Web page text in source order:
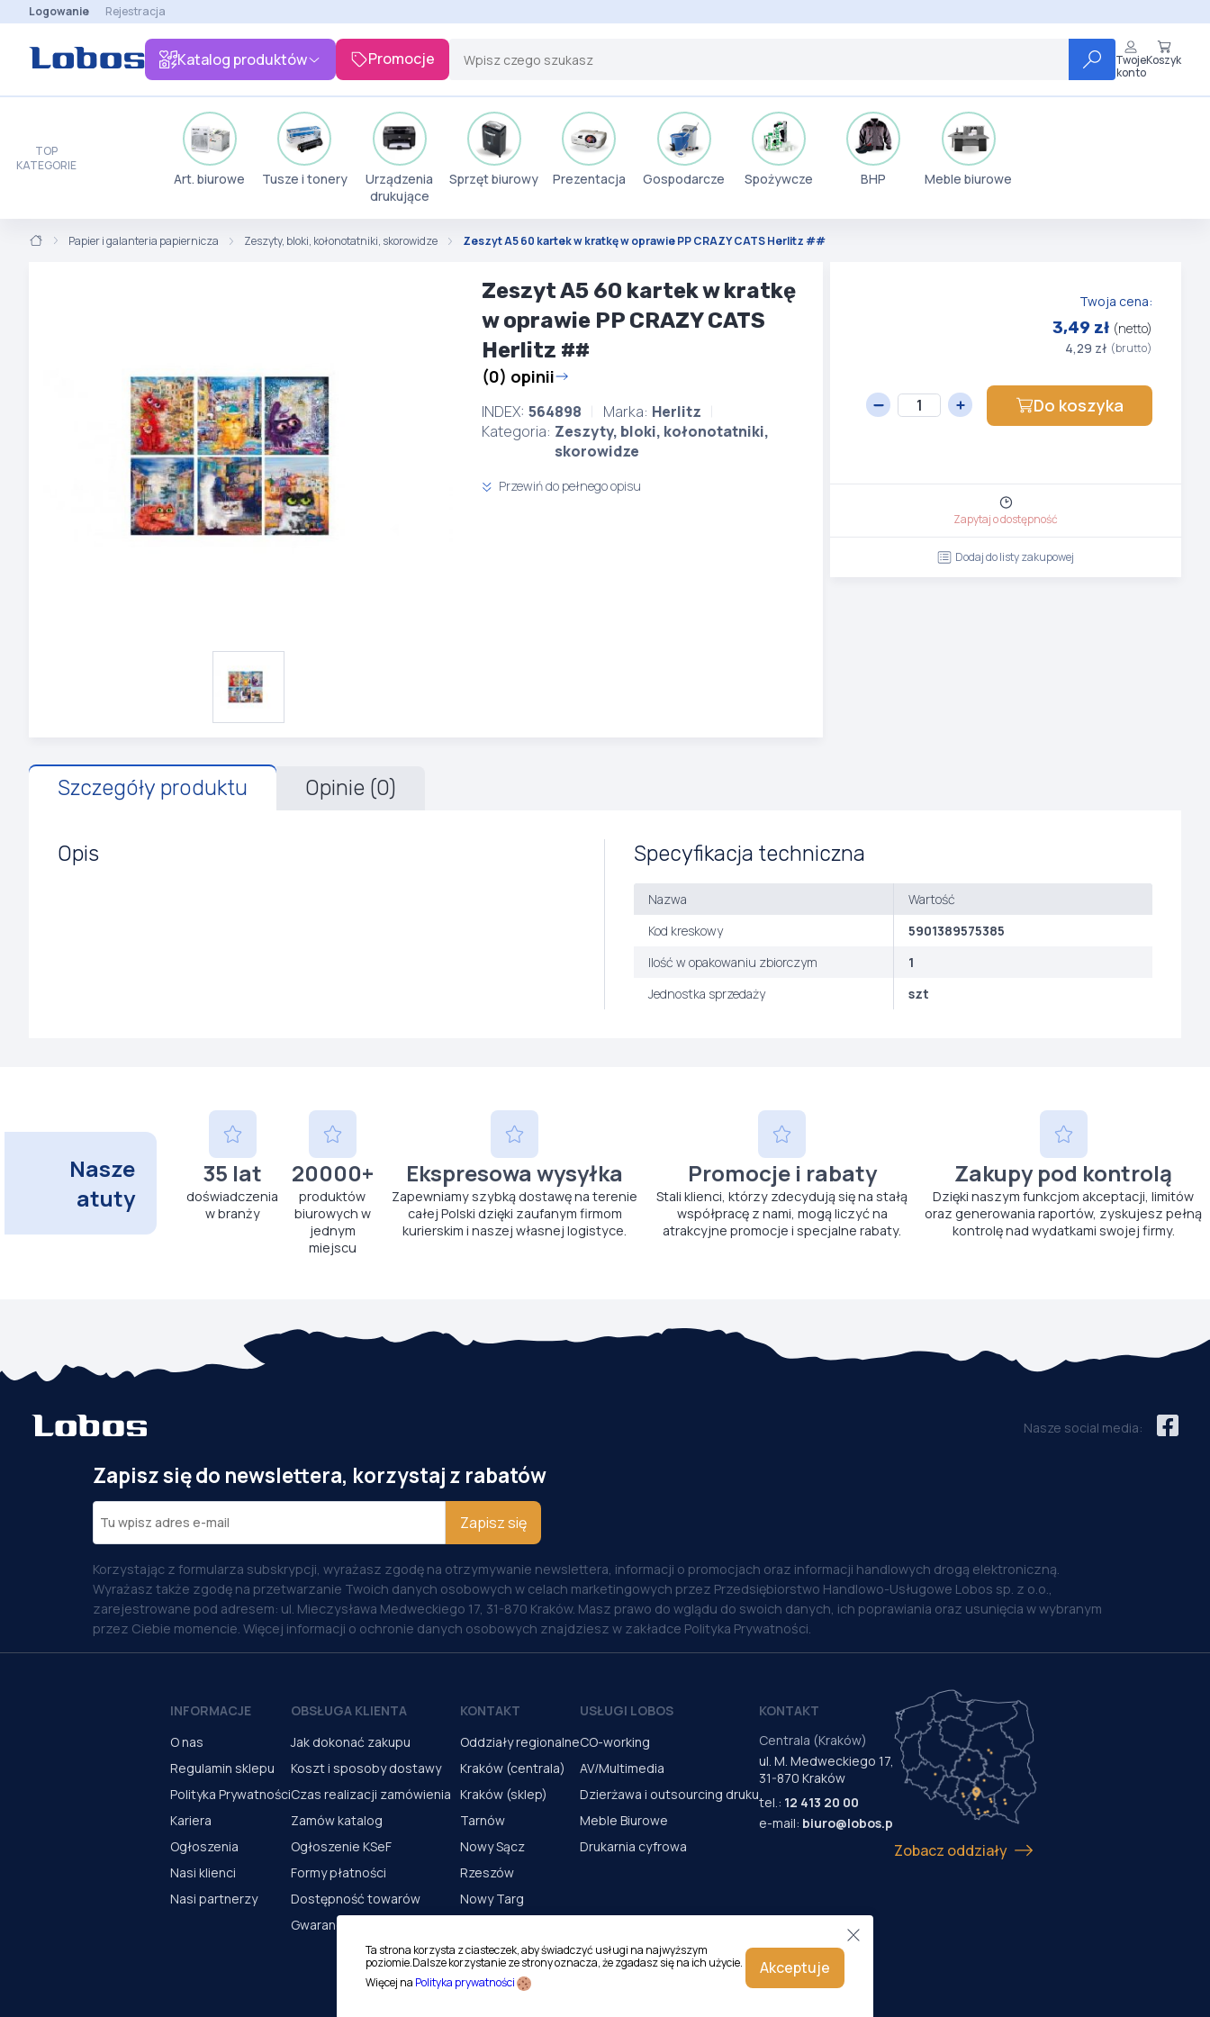
Logowanie Rejestracja
Katalog produktów Promocje
Twoje
konto
Koszyk
TOP
KATEGORIE
Art. biurowe Tusze i tonery
Urządzenia
drukujące
Sprzęt biurowy Prezentacja Gospodarcze Spożywcze BHP Meble biurowe
Papier i galanteria papiernicza Zeszyty, bloki, kołonotatniki, skorowidze Zeszyt A5 60 kartek w kratkę w oprawie PP CRAZY CATS Herlitz ##
Zeszyt A5 60 kartek w kratkę
w oprawie PP CRAZY CATS
Herlitz ##
(0) opinii
INDEX: 564898 Marka: Herlitz
Kategoria: Zeszyty, bloki, kołonotatniki,
skorowidze
Przewiń do pełnego opisu
Twoja cena:
3,49 zł (netto)
4,29 zł (brutto)
Do koszyka
Zapytaj o dostępność
Dodaj do listy zakupowej
Szczegóły produktu Opinie (0)
Opis Specyfikacja techniczna
Nazwa
Wartość
Kod kreskowy
5901389575385
Ilość w opakowaniu zbiorczym
1
Jednostka sprzedaży
szt
Nasze
atuty
35 lat
doświadczenia
w branży
20000+
produktów
biurowych w
jednym
miejscu
Ekspresowa wysyłka
Zapewniamy szybką dostawę na terenie
całej Polski dzięki zaufanym firmom
kurierskim i naszej własnej logistyce.
Promocje i rabaty
Stali klienci, którzy zdecydują się na stałą
współpracę z nami, mogą liczyć na
atrakcyjne promocje i specjalne rabaty.
Zakupy pod kontrolą
Dzięki naszym funkcjom akceptacji, limitów
oraz generowania raportów, zyskujesz pełną
kontrolę nad wydatkami swojej firmy.
Nasze social media:
Zapisz się do newslettera, korzystaj z rabatów
Zapisz się
Korzystając z formularza subskrypcji, wyrażasz zgodę na otrzymywanie newslettera, informacji o promocjach oraz informacji handlowych drogą elektroniczną.
Wyrażasz także zgodę na przetwarzanie Twoich danych osobowych w celach marketingowych przez Przedsiębiorstwo Handlowo-Usługowe Lobos sp. z o.o.,
zarejestrowane pod adresem: ul. Mieczysława Medweckiego 17, 31-870 Kraków. Masz prawo do wglądu do swoich danych, ich poprawiania oraz usunięcia w wybranym
przez Ciebie momencie. Więcej informacji o ochronie danych osobowych znajdziesz w zakładce Polityka Prywatności.
INFORMACJE
O nas
Regulamin sklepu
Polityka Prywatności
Kariera
Ogłoszenia
Nasi klienci
Nasi partnerzy
OBSŁUGA KLIENTA
Jak dokonać zakupu
Koszt i sposoby dostawy
Czas realizacji zamówienia
Zamów katalog
Ogłoszenie KSeF
Formy płatności
Dostępność towarów
Gwarancja i serwis urządzeń
KONTAKT
Oddziały regionalne
Kraków (centrala)
Kraków (sklep)
Tarnów
Nowy Sącz
Rzeszów
Nowy Targ
Katowice
Magazyn Kraków
USŁUGI LOBOS
CO-working
AV/Multimedia
Dzierżawa i outsourcing druku
Meble Biurowe
Drukarnia cyfrowa
KONTAKT
Centrala (Kraków)
ul. M. Medweckiego 17,
31-870 Kraków
tel.: 12 413 20 00
e-mail: biuro@lobos.pl
Zobacz oddziały
Ta strona korzysta z ciasteczek, aby świadczyć usługi na najwyższym
poziomie.Dalsze korzystanie ze strony oznacza, że zgadasz się na ich użycie.
Więcej na Polityka prywatności
Akceptuje